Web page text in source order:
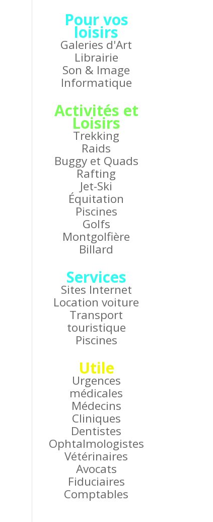
Pour vos
loisirs
Galeries d'Art
Librairie
Son & Image
Informatique
Activités et
Loisirs
Trekking
Raids
Buggy et Quads
Rafting
Jet-Ski
Équitation
Piscines
Golfs
Montgolfière
Billard
Services
Sites Internet
Location voiture
Transport
touristique
Piscines
Utile
Urgences
médicales
Médecins
Cliniques
Dentistes
Ophtalmologistes
Vétérinaires
Avocats
Fiduciaires
Comptables